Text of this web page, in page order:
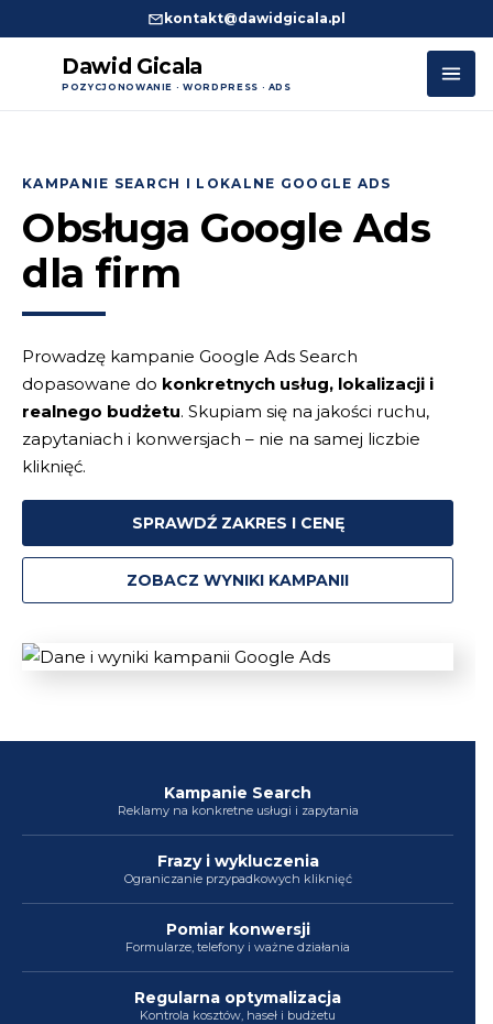
kontakt@dawidgicala.pl
Dawid Gicala
POZYCJONOWANIE · WORDPRESS · ADS
KAMPANIE SEARCH I LOKALNE GOOGLE ADS
Obsługa Google Ads
dla firm
Prowadzę kampanie Google Ads Search
dopasowane do konkretnych usług, lokalizacji i
realnego budżetu. Skupiam się na jakości ruchu,
zapytaniach i konwersjach – nie na samej liczbie
kliknięć.
SPRAWDŹ ZAKRES I CENĘ
ZOBACZ WYNIKI KAMPANII
Kampanie Search
Reklamy na konkretne usługi i zapytania
Frazy i wykluczenia
Ograniczanie przypadkowych kliknięć
Pomiar konwersji
Formularze, telefony i ważne działania
Regularna optymalizacja
Kontrola kosztów, haseł i budżetu